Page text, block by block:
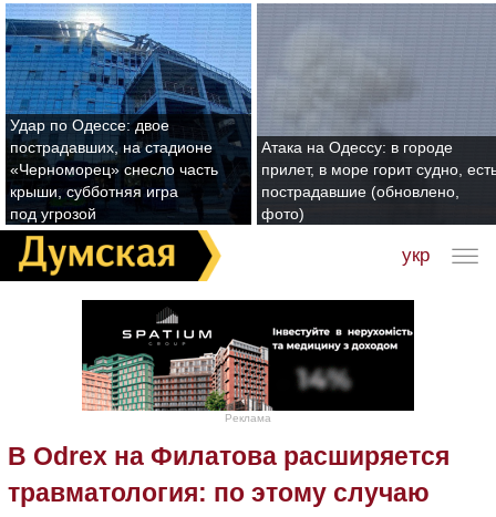
Удар по Одессе: двое
пострадавших, на стадионе
«Черноморец» снесло часть
крыши, субботняя игра
под угрозой
Атака на Одессу: в городе
прилет, в море горит судно,
пострадавшие (обновлено,
фото)
укр
Реклама
В Odrex на Филатова расширяется
травматология: по этому случаю